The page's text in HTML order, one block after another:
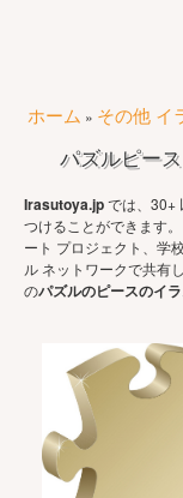
ホーム » その他 イ
パズルピー
Irasutoya.jpでは、30+
つけることができます
ート プロジェクト、学
ル ネットワークで共有
のパズルのピースのイ